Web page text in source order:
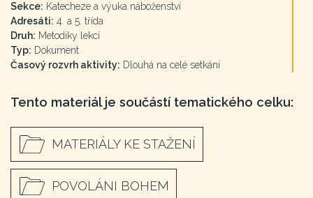
Sekce: Katecheze a výuka náboženství
Adresáti: 4. a 5. třída
Druh: Metodiky lekcí
Typ: Dokument
Časový rozvrh aktivity: Dlouhá na celé setkání
Tento materiál je součástí tematického celku:
MATERIÁLY KE STAŽENÍ
POVOLÁNI BOHEM